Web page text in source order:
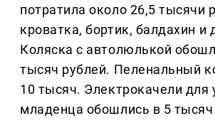
потратила около 26,5 тысячи
кроватка, бортик, балдахин и
Коляска с автолюлькой
тысяч рублей. Пеленальный
10 тысяч. Электрокачели для
младенца обошлись в 5 тысяч